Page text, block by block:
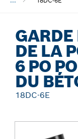
DE LA
6 PO
DU
18DC-6E